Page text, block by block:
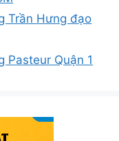
Trần Hưng đạo
Pasteur Quận 1